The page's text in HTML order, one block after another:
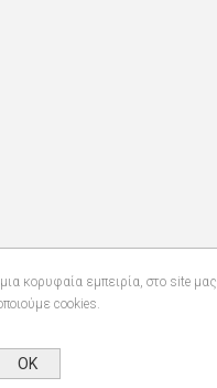
κορυφαία εμπειρία, στο site μας
cookies.
OK